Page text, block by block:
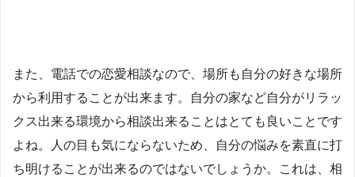
また、電話での恋愛相談なので、場所も自分の好きな場所
から利用することが出来ます。自分の家など自分がリラッ
クス出来る環境から相談出来ることはとても良いことです
よね。人の目も気にならないため、自分の悩みを素直に打
ち明けることが出来るのではないでしょうか。これは、相